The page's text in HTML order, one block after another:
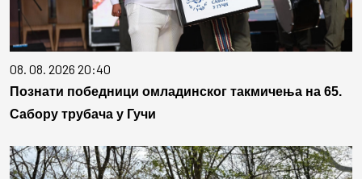
08. 08. 2026 20:40
Познати победници омладинског такмичења на 65.
Сабору трубача у Гучи